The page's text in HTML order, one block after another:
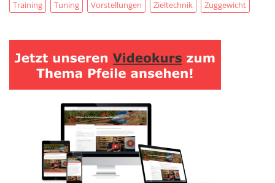
Training
Tuning Vorstellungen Zieltechnik Zuggewicht